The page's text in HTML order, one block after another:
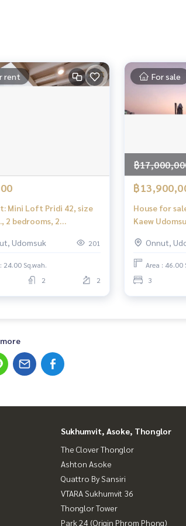
2 parking
: @lurofficial
#Onnut39 #Srinakarin24
#ทาวน์โฮมให้เช่า #บ้านสวย #บ้านรีโนเวทใหม่ #อ่อน
22/0424
rent
Mini Loft Pridi 42, size
2 bedrooms, 2
per month.
Udomsuk 201
24.00 Sq.wah.
2 2
For sale
฿
฿
House for
Kaew
a half layers,
bedrooms, 3
46 sq.w., the
use 250
baht
Onnut,
Area : 46.00
3
Sukhumvit, Asoke, Thonglor
The Clover Thonglor
Ashton Asoke
Quattro By Sansiri
VTARA Sukhumvit 36
Thonglor Tower
Park 24 (Origin Phrom Phong)